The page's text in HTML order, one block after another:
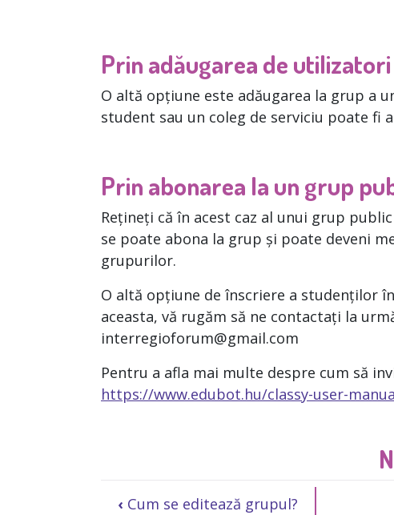
Prin adăugarea de
O altă opțiune este adăugarea la grup a
student sau un coleg de serviciu poate fi
Prin abonarea la un grup
Rețineți că în acest caz al unui grup
se poate abona la grup și poate deveni
grupurilor.
O altă opțiune de înscriere a studenților
aceasta, vă rugăm să ne contactați la
interregioforum@gmail.com
Pentru a afla mai multe despre cum să
https://www.edubot.hu/classy-user-
‹ Cum se editează grupul?